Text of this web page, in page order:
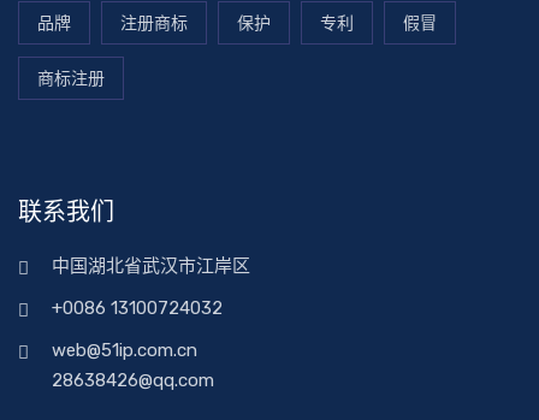
品牌 注册商标 保护 专利 假冒
商标注册
联系我们
中国湖北省武汉市江岸区
+0086 13100724032
web@51ip.com.cn
28638426@qq.com